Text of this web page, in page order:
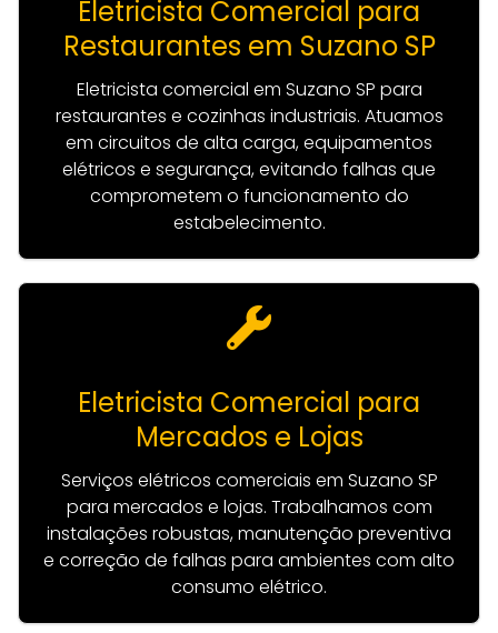
Eletricista Comercial para
Restaurantes em Suzano SP
Eletricista comercial em Suzano SP para
restaurantes e cozinhas industriais. Atuamos
em circuitos de alta carga, equipamentos
elétricos e segurança, evitando falhas que
comprometem o funcionamento do
estabelecimento.
Eletricista Comercial para
Mercados e Lojas
Serviços elétricos comerciais em Suzano SP
para mercados e lojas. Trabalhamos com
instalações robustas, manutenção preventiva
e correção de falhas para ambientes com alto
consumo elétrico.